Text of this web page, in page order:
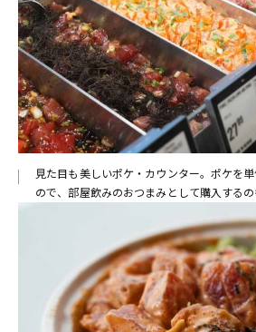
見た目も美しいポケ・カウンター。ポケを
ので、部屋飲みのおつまみとして購入するの